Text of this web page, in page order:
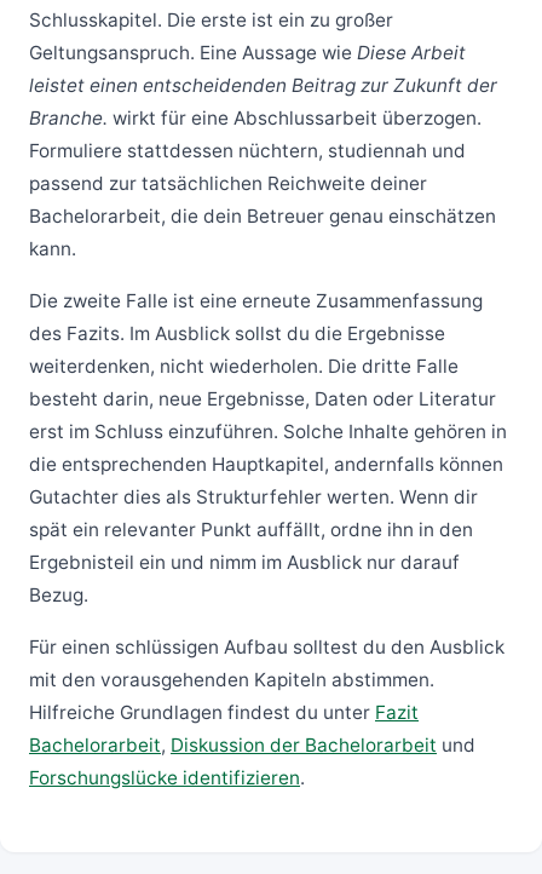
Schlusskapitel. Die erste ist ein zu großer
Geltungsanspruch. Eine Aussage wie Diese Arbeit
leistet einen entscheidenden Beitrag zur Zukunft der
Branche. wirkt für eine Abschlussarbeit überzogen.
Formuliere stattdessen nüchtern, studiennah und
passend zur tatsächlichen Reichweite deiner
Bachelorarbeit, die dein Betreuer genau einschätzen
kann.
Die zweite Falle ist eine erneute Zusammenfassung
des Fazits. Im Ausblick sollst du die Ergebnisse
weiterdenken, nicht wiederholen. Die dritte Falle
besteht darin, neue Ergebnisse, Daten oder Literatur
erst im Schluss einzuführen. Solche Inhalte gehören in
die entsprechenden Hauptkapitel, andernfalls können
Gutachter dies als Strukturfehler werten. Wenn dir
spät ein relevanter Punkt auffällt, ordne ihn in den
Ergebnisteil ein und nimm im Ausblick nur darauf
Bezug.
Für einen schlüssigen Aufbau solltest du den Ausblick
mit den vorausgehenden Kapiteln abstimmen.
Hilfreiche Grundlagen findest du unter Fazit
Bachelorarbeit, Diskussion der Bachelorarbeit und
Forschungslücke identifizieren.